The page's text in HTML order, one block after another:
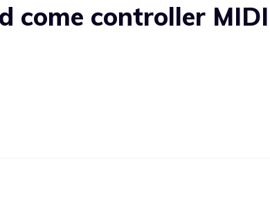
come controller MIDI